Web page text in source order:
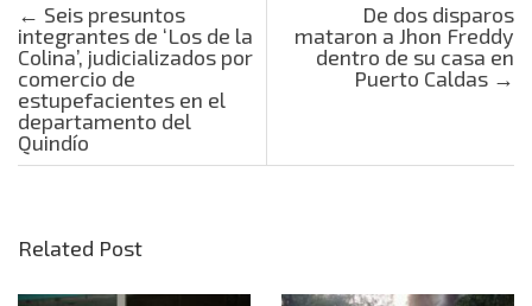
Post navigation
← Seis presuntos
integrantes de ‘Los de la
Colina’, judicializados por
comercio de
estupefacientes en el
departamento del
Quindío
De dos disparos
mataron a Jhon Freddy
dentro de su casa en
Puerto Caldas →
Related Post